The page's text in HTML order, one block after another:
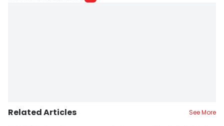
Related Articles See More